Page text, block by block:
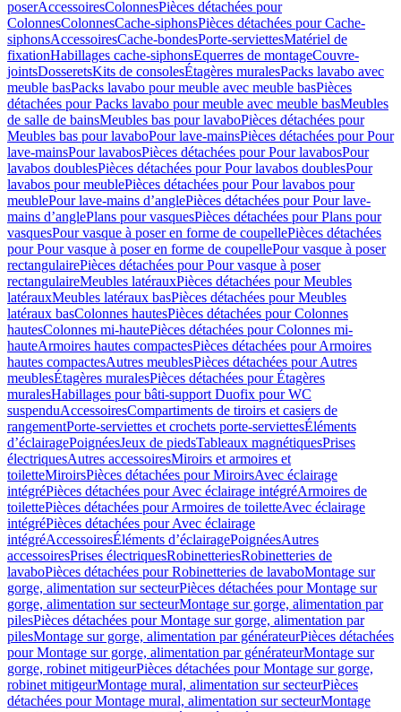
poserAccessoiresColonnesPièces détachées pour
ColonnesColonnesCache-siphonsPièces détachées pour Cache-
siphonsAccessoiresCache-bondesPorte-serviettesMatériel de
fixationHabillages cache-siphonsEquerres de montageCouvre-
jointsDosseretsKits de consolesÉtagères muralesPacks lavabo avec
meuble basPacks lavabo pour meuble avec meuble basPièces
détachées pour Packs lavabo pour meuble avec meuble basMeubles
de salle de bainsMeubles bas pour lavaboPièces détachées pour
Meubles bas pour lavaboPour lave-mainsPièces détachées pour Pour
lave-mainsPour lavabosPièces détachées pour Pour lavabosPour
lavabos doublesPièces détachées pour Pour lavabos doublesPour
lavabos pour meublePièces détachées pour Pour lavabos pour
meublePour lave-mains d’anglePièces détachées pour Pour lave-
mains d’anglePlans pour vasquesPièces détachées pour Plans pour
vasquesPour vasque à poser en forme de coupellePièces détachées
pour Pour vasque à poser en forme de coupellePour vasque à poser
rectangulairePièces détachées pour Pour vasque à poser
rectangulaireMeubles latérauxPièces détachées pour Meubles
latérauxMeubles latéraux basPièces détachées pour Meubles
latéraux basColonnes hautesPièces détachées pour Colonnes
hautesColonnes mi-hautePièces détachées pour Colonnes mi-
hauteArmoires hautes compactesPièces détachées pour Armoires
hautes compactesAutres meublesPièces détachées pour Autres
meublesÉtagères muralesPièces détachées pour Étagères
muralesHabillages pour bâti-support Duofix pour WC
suspenduAccessoiresCompartiments de tiroirs et casiers de
rangementPorte-serviettes et crochets porte-serviettesÉléments
d’éclairagePoignéesJeux de piedsTableaux magnétiquesPrises
électriquesAutres accessoiresMiroirs et armoires et
toiletteMiroirsPièces détachées pour MiroirsAvec éclairage
intégréPièces détachées pour Avec éclairage intégréArmoires de
toilettePièces détachées pour Armoires de toiletteAvec éclairage
intégréPièces détachées pour Avec éclairage
intégréAccessoiresÉléments d’éclairagePoignéesAutres
accessoiresPrises électriquesRobinetteriesRobinetteries de
lavaboPièces détachées pour Robinetteries de lavaboMontage sur
gorge, alimentation sur secteurPièces détachées pour Montage sur
gorge, alimentation sur secteurMontage sur gorge, alimentation par
pilesPièces détachées pour Montage sur gorge, alimentation par
pilesMontage sur gorge, alimentation par générateurPièces détachées
pour Montage sur gorge, alimentation par générateurMontage sur
gorge, robinet mitigeurPièces détachées pour Montage sur gorge,
robinet mitigeurMontage mural, alimentation sur secteurPièces
détachées pour Montage mural, alimentation sur secteurMontage